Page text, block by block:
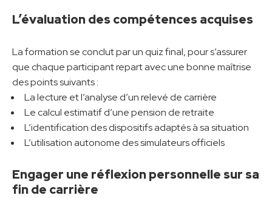
L’évaluation des compétences acquises
La formation se conclut par un quiz final, pour s’assurer
que chaque participant repart avec une bonne maîtrise
des points suivants :
La lecture et l’analyse d’un relevé de carrière
Le calcul estimatif d’une pension de retraite
L’identification des dispositifs adaptés à sa situation
L’utilisation autonome des simulateurs officiels
Engager une réflexion personnelle sur sa
fin de carrière